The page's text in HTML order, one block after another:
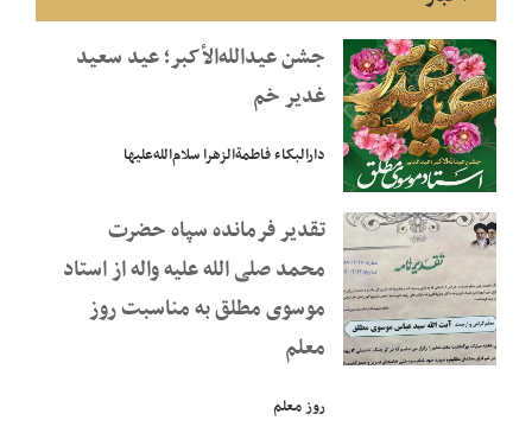
جشن عیدالله‌الأکبر؛ عید سعید
غدیر خم
دارالبکاء فاطمة‌الزهرا سلام‌الله‌علیها
تقدیر فرمانده سپاه حضرت
محمد صلی الله علیه واله از استاد
موسوی مطلق به مناسبت روز
معلم